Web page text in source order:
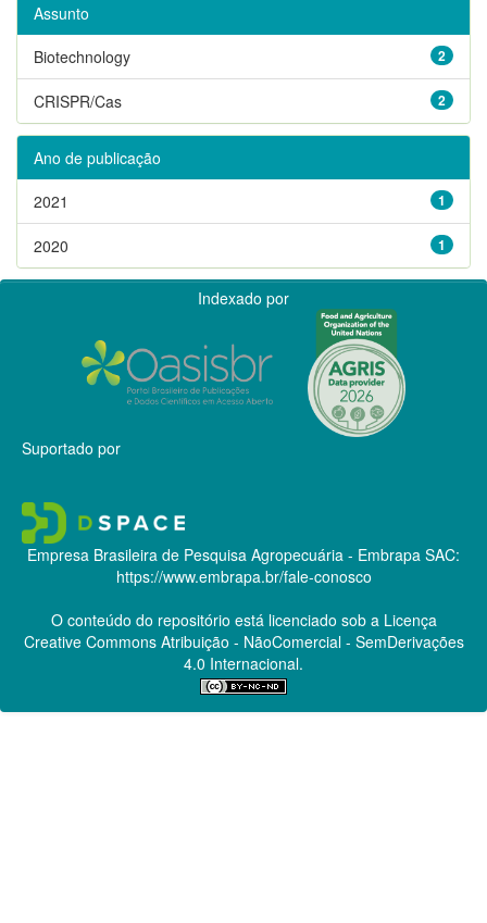
Assunto
2
Biotechnology
2
CRISPR/Cas
Ano de publicação
1
2021
1
2020
Indexado por
Suportado por
Empresa Brasileira de Pesquisa Agropecuária - Embrapa SAC:
https://www.embrapa.br/fale-conosco
O conteúdo do repositório está licenciado sob a Licença
Creative CommonsAtribuição - NãoComercial - SemDerivações
4.0 Internacional.